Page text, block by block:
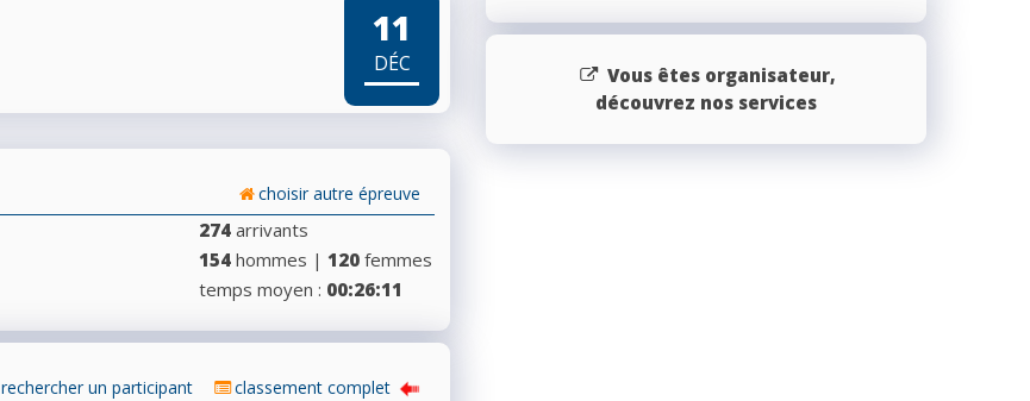
11
DÉC
choisir autre épreuve
274 arrivants
154 hommes | 120 femmes
temps moyen : 00:26:11
rechercher un participant classement complet
Vous êtes organisateur,
découvrez nos services